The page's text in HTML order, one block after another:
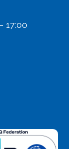
17:00